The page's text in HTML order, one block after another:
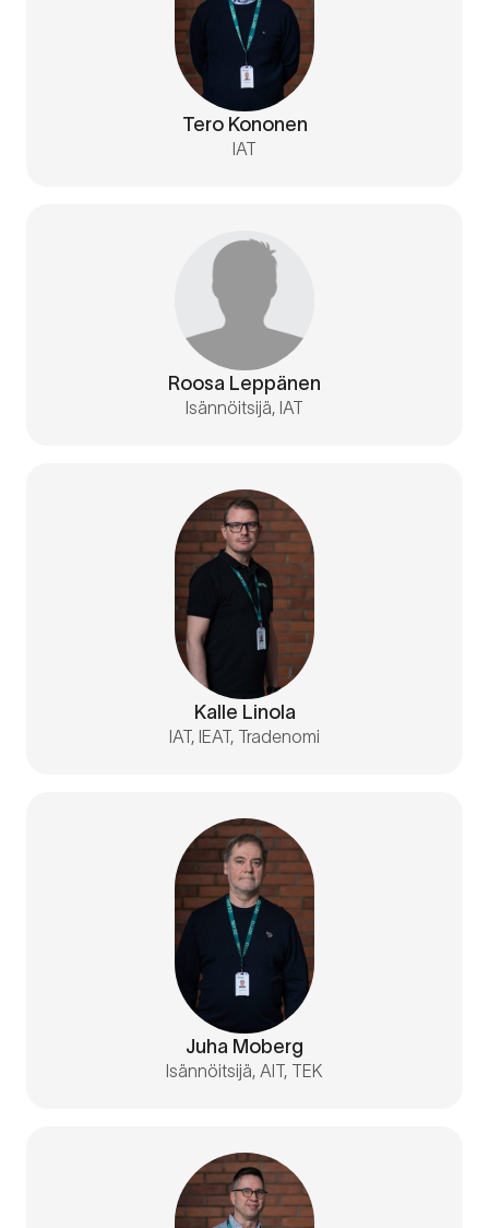
Tero Kononen
IAT
Roosa Leppänen
Isännöitsijä, IAT
Kalle Linola
IAT, IEAT, Tradenomi
Juha Moberg
Isännöitsijä, AIT, TEK